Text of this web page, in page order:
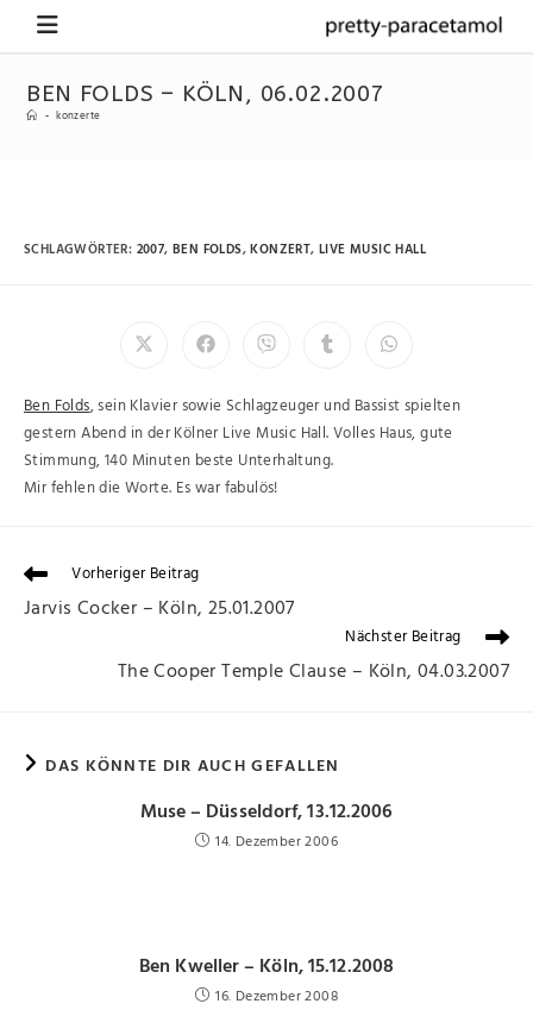
BEN FOLDS – KÖLN, 06.02.2007
- konzerte
SCHLAGWÖRTER: 2007, BEN FOLDS,KONZERT, LIVE MUSIC HALL
Ben Folds, sein Klavier sowie Schlagzeuger und Bassist spielten
gestern Abend in der Kölner Live Music Hall. Volles Haus, gute
Stimmung, 140 Minuten beste Unterhaltung.
Mir fehlen die Worte. Es war fabulös!
Vorheriger Beitrag
Jarvis Cocker – Köln, 25.01.2007
Nächster Beitrag
The Cooper Temple Clause – Köln, 04.03.2007
DAS KÖNNTE DIR AUCH GEFALLEN
Muse – Düsseldorf, 13.12.2006
14. Dezember 2006
Ben Kweller – Köln, 15.12.2008
16. Dezember 2008